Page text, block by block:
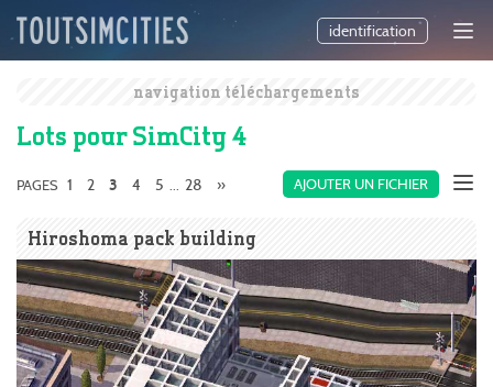
identification
navigation téléchargements
Lots pour SimCity 4
AJOUTER UN FICHIER
PAGES 1 2 3 4 5 ... 28 »
Hiroshoma pack building